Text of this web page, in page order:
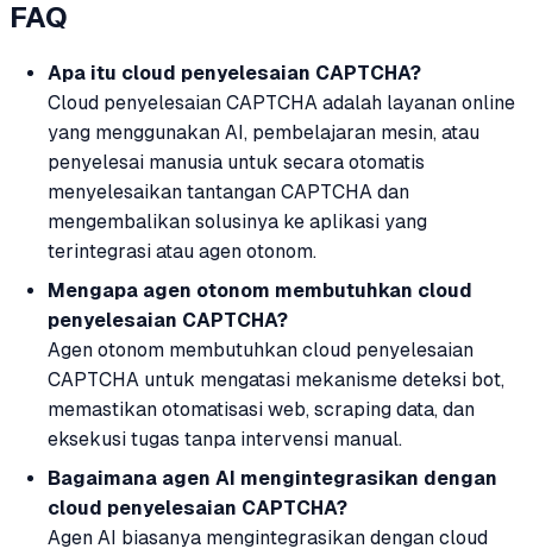
FAQ
Apa itu cloud penyelesaian CAPTCHA?
Cloud penyelesaian CAPTCHA adalah layanan online
yang menggunakan AI, pembelajaran mesin, atau
penyelesai manusia untuk secara otomatis
menyelesaikan tantangan CAPTCHA dan
mengembalikan solusinya ke aplikasi yang
terintegrasi atau agen otonom.
Mengapa agen otonom membutuhkan cloud
penyelesaian CAPTCHA?
Agen otonom membutuhkan cloud penyelesaian
CAPTCHA untuk mengatasi mekanisme deteksi bot,
memastikan otomatisasi web, scraping data, dan
eksekusi tugas tanpa intervensi manual.
Bagaimana agen AI mengintegrasikan dengan
cloud penyelesaian CAPTCHA?
Agen AI biasanya mengintegrasikan dengan cloud